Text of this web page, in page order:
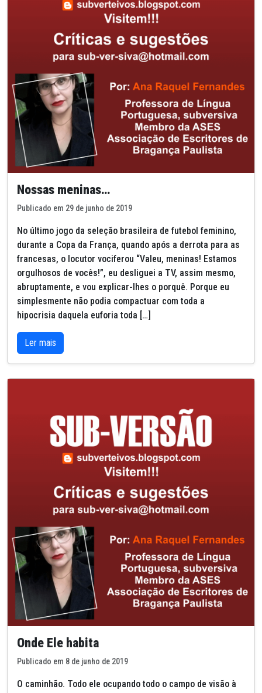
Nossas meninas…
Publicado em 29 de junho de 2019
No último jogo da seleção brasileira de futebol feminino,
durante a Copa da França, quando após a derrota para as
francesas, o locutor vociferou “Valeu, meninas! Estamos
orgulhosos de vocês!”, eu desliguei a TV, assim mesmo,
abruptamente, e vou explicar-lhes o porquê. Porque eu
simplesmente não podia compactuar com toda a
hipocrisia daquela euforia toda […]
Ler mais
Onde Ele habita
Publicado em 8 de junho de 2019
O caminhão. Todo ele ocupando todo o campo de visão à